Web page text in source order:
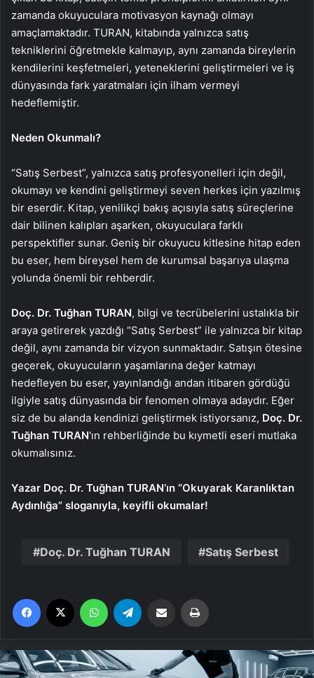
zamanda okuyuculara motivasyon kaynağı olmayı
amaçlamaktadır. TURAN, kitabında yalnızca satış
tekniklerini öğretmekle kalmayıp, aynı zamanda bireylerin
kendilerini keşfetmeleri, yeteneklerini geliştirmeleri ve iş
dünyasında fark yaratmaları için ilham vermeyi
hedeflemiştir.
Neden Okunmalı?
“Satış Serbest”, yalnızca satış profesyonelleri için değil,
okumayı ve kendini geliştirmeyi seven herkes için yazılmış
bir eserdir. Kitap, yenilikçi bakış açısıyla satış süreçlerine
dair bilinen kalıpları aşarken, okuyuculara farklı
perspektifler sunar. Geniş bir okuyucu kitlesine hitap eden
bu eser, hem bireysel hem de kurumsal başarıya ulaşma
yolunda önemli bir rehberdir.
Doç. Dr. Tuğhan TURAN, bilgi ve tecrübelerini ustalıkla bir
araya getirerek yazdığı “Satış Serbest” ile yalnızca bir kitap
değil, aynı zamanda bir vizyon sunmaktadır. Satışın ötesine
geçerek, okuyucuların yaşamlarına değer katmayı
hedefleyen bu eser, yayınlandığı andan itibaren gördüğü
ilgiyle satış dünyasında bir fenomen olmaya adaydır. Eğer
siz de bu alanda kendinizi geliştirmek istiyorsanız, Doç. Dr.
Tuğhan TURAN'ın rehberliğinde bu kıymetli eseri mutlaka
okumalısınız.
Yazar Doç. Dr. Tuğhan TURAN’ın “Okuyarak Karanlıktan
Aydınlığa” sloganıyla, keyifli okumalar!
Doç. Dr. Tuğhan TURAN Satış Serbest
Facebook WhatsApp Email'den paylaş